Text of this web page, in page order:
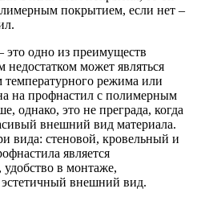
покрытием, если нет –
это одно из преимуществ
может являться
температурного режима или
на профнастил с полимерным
однако, это не преграда, когда
внешний вид материала.
вида: стеновой, кровельный и
является
удобство в монтаже,
эстетичный внешний вид.